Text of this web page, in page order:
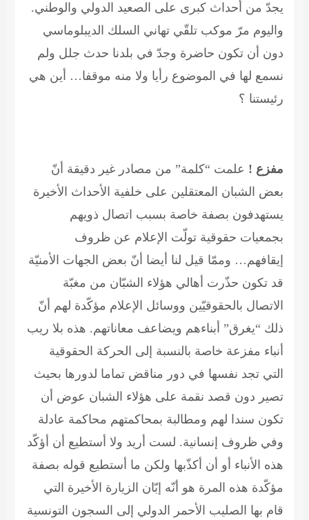
يجدّ من أحداث كبرى على الصعيد الدولي والوطني.
واليوم مرّ موكب تلقّي تهاني السلك الديبلوماسي
دون أن تكون حاضرة وجدّ في بلدنا حدث جلل ولم
نسمع لها في الموضوع رأيا ولا منه موقفا… أين هي
رئيستنا ؟
مفزع ! علمت “كلمة” من مصادر غير دقيقة أنّ
بعض الشبان المعتقلين على خلفية الأحداث الأخيرة
يستهدفون بصفة خاصة بسبب اتصال ذويهم
بجمعيات حقوقية تولّت الإعلام عن ظروف
إيقافهم… وممّا قيل لنا أيضا أنّ بعض الجهات الأمنيّة
قد تكون حذّرت أهالي هؤلاء الشبّان من مغبّة
الاتصال بالحقوقيّين ووسائل الإعلام مؤكّدة لهم أنّ
ذلك “يغرق” أبناءهم ويضاعف معاناتهم. هذه بلا ريب
أنباء مفزعة خاصة بالنسبة إلى الحركة الحقوقية
التي تجد نفسها في دور مناقض تماما لدورها بحيث
تصير دون قصد نقمة على هؤلاء الشبان عوض أن
تكون سندا لهم ومطالبة بمحاكمتهم محاكمة عادلة
وفي ظروف إنسانية. لست أريد ولا أستطيع أن أؤكّد
هذه الأنباء أو أن أكذّبها ولكن ما أستطيع قوله بصفة
مؤكّدة هذه المرة هو أنّه إبّان الزيارة الأخيرة التي
قام بها الصليب الأحمر الدولي إلى السجون التونسية